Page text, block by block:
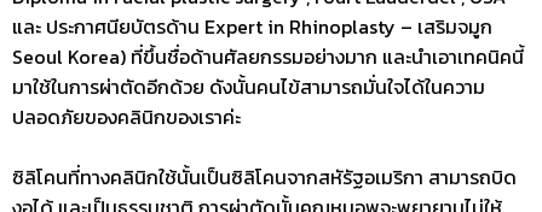
และ ประกาศนียบัตรด้าน Expert in Rhinoplasty – เสริมจมูก
Seoul Korea) ที่ขึ้นชื่อด้านศัลยกรรมอย่างมาก และนำเอาเทคนิคนี้
มาใช้ในการผ่าตัดอีกด้วย ดังนั้นคนไข้สามารถมั่นใจได้ในความ
ปลอดภัยของคลินิกของเราค่ะ
ซิลิโคนที่ทางคลินิกใช้นั้นเป็นซิลิโคนจากสหัรัฐอเมริกา สามารถบิด